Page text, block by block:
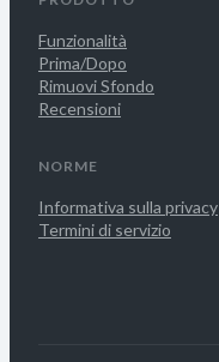
Funzionalità
Prima/Dopo
Rimuovi Sfondo
Recensioni
NORME
Informativa sulla privacy
Termini di servizio